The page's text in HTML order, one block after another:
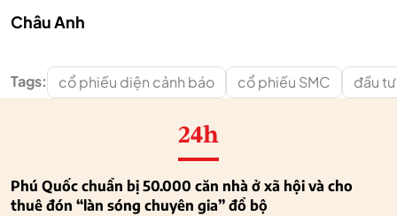
Châu Anh
Tags: cổ phiếu diện cảnh báo cổ phiếu SMC đầu
24h
Phú Quốc chuẩn bị 50.000 căn nhà ở xã hội và cho
thuê đón “làn sóng chuyên gia” đổ bộ